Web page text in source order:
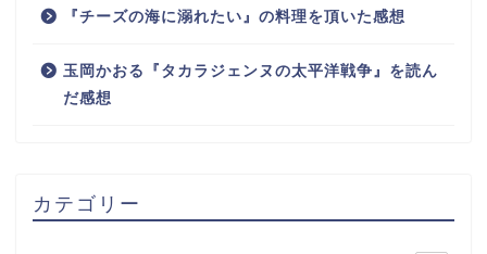
『チーズの海に溺れたい』の料理を頂いた感想
玉岡かおる『タカラジェンヌの太平洋戦争』を読ん
だ感想
カテゴリー